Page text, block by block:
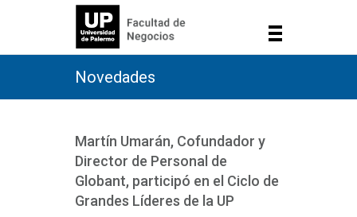
Novedades
Martín Umarán, Cofundador y
Director de Personal de
Globant, participó en el Ciclo de
Grandes Líderes de la UP